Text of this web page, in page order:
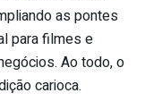
as pontes
para filmes e
Ao todo, o
carioca.